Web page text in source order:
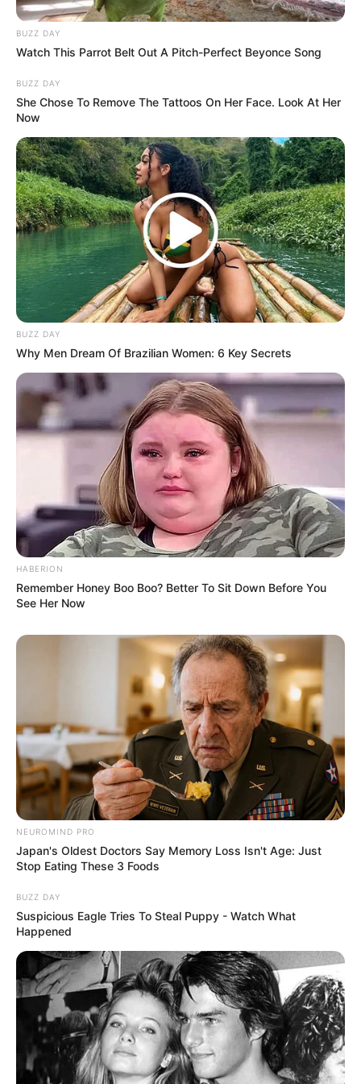
Pendidikan: Daemyung Girls’ High School
Agama: Budha
Tinggi Badan: 169 cm
Golongan Darah: B
Profesi: Penyanyi
Hobi: Jalan-jalan dan menemukan blog memasak
FaktaMenarik
Dia pandai memasak.
Dikatakan mirip dengan AshleyLadies Code.
Trainee terlama, sejak 2009.
Haebin adalah ibu dari grup.
Dia selalu diet.
Menyanyikan soundtrack drama
Romantic Doctor, Teacher
Kim
, berjudul Forever Love.
Menyanyikan OSTThis is My First Life yang disebut
Radio Romanceyang disebutOn The Road.
Berakting dalam musikalMonte Cristo(2016).
Tipe ideal Haebin: Yoo YeonSeok (aktor).
4. Nayoung
(foto: instagram/gu9udan)
Biodata & Profil
Nama Lengkap: Kim Na Young
Nama Panggung: Na Young
BUZZ DAY
Watch This Parrot Belt Out A Pitch-Perfect Beyonce Song
BUZZ DAY
She Chose To Remove The Tattoos On Her Face. Look At Her
Now
BUZZ DAY
Why Men Dream Of Brazilian Women: 6 Key Secrets
HABERION
Remember Honey Boo Boo? Better To Sit Down Before You
See Her Now
NEUROMIND PRO
Japan's Oldest Doctors Say Memory Loss Isn't Age: Just
Stop Eating These 3 Foods
BUZZ DAY
Suspicious Eagle Tries To Steal Puppy - Watch What
Happened